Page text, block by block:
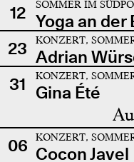
12 SOMMER IM
Yoga an der
23
KONZERT,
Adrian
31
KONZERT,
Gina Été
06 KONZERT,
Cocon Javel